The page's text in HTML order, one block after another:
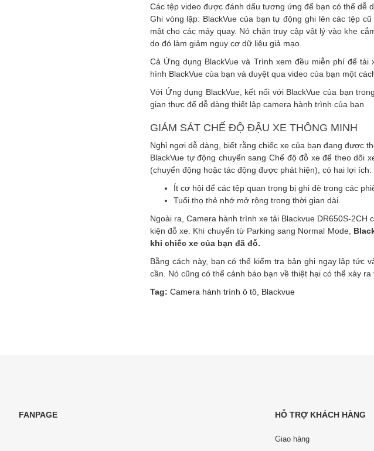
Các tệp video được đánh dấu tương ứng để bạn có thể dễ
Ghi vòng lặp: BlackVue của bạn tự động ghi lên các tệp
mật cho các máy quay. Nó chặn truy cập vật lý vào khe
do đó làm giảm nguy cơ dữ liệu giả mạo.
Cả Ứng dụng BlackVue và Trình xem đều miễn phí để
hình BlackVue của bạn và duyệt qua video của bạn một
Với Ứng dụng BlackVue, kết nối với BlackVue của bạn
gian thực để dễ dàng thiết lập camera hành trình của bạn
GIÁM SÁT CHẾ ĐỘ ĐẬU XE THÔNG MINH
Nghỉ ngơi dễ dàng, biết rằng chiếc xe của bạn đang được
BlackVue tự động chuyển sang Chế độ đỗ xe để theo dõi
(chuyển động hoặc tác động được phát hiện), có hai lợi ích:
Ít cơ hội để các tệp quan trọng bị ghi đè trong các
Tuổi thọ thẻ nhớ mở rộng trong thời gian dài.
Ngoài ra, Camera hành trình xe tải Blackvue DR650S-
kiện đỗ xe. Khi chuyển từ Parking sang Normal Mode,
khi chiếc xe của bạn đã đỗ.
Bằng cách này, bạn có thể kiểm tra bản ghi ngay lập tức
cần. Nó cũng có thể cảnh báo bạn về thiệt hại có thể xảy
Tag: Camera hành trình ô tô Blackvue
FANPAGE HỖ TRỢ KHÁCH HÀNG
Giao hàng